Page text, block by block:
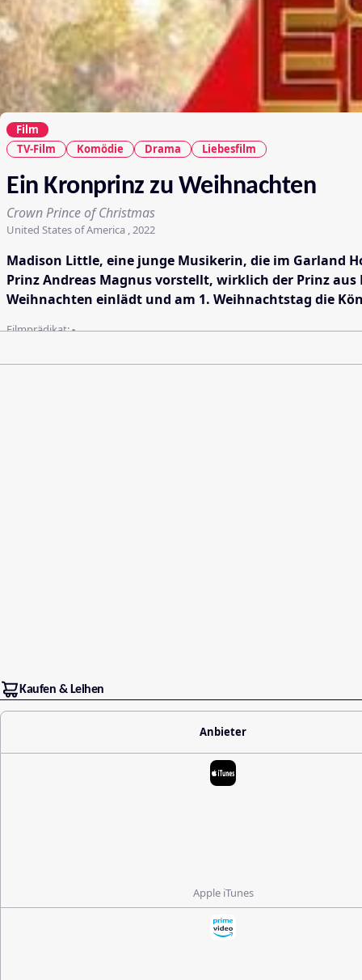
Film
TV-Film
Komödie Drama Liebesfilm
Ein Kronprinz zu Weihnachten
Crown Prince of Christmas
United States of America , 2022
Madison Little, eine junge Musikerin, die im Garland
Prinz Andreas Magnus vorstellt, wirklich der Prinz
Weihnachten einlädt und am 1. Weihnachtstag die
Filmprädikat:-
Kaufen & Leihen
Anbieter
Apple iTunes